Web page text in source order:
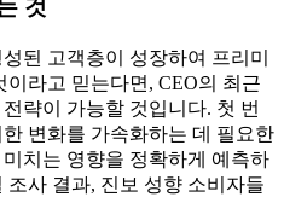
것
된 고객층이 성장하여 프리미
라고 믿는다면, CEO의 최근
략이 가능할 것입니다. 첫 번
변화를 가속화하는 데 필요한
치는 영향을 정확하게 예측하
사 결과, 진보 성향 소비자들